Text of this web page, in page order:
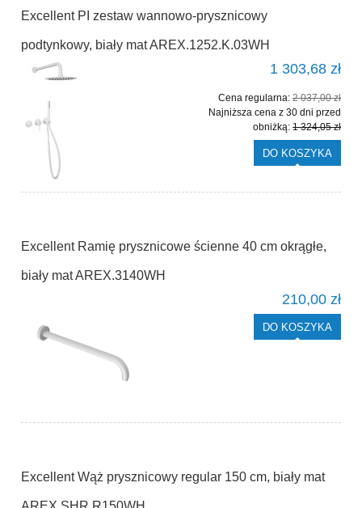
Excellent PI zestaw wannowo-prysznicowy
podtynkowy, biały mat AREX.1252.K.03WH
1 303,68 zł
Cena regularna: 2 037,00 zł
Najniższa cena z 30 dni przed
obniżką: 1 324,05 zł
DO KOSZYKA
Excellent Ramię prysznicowe ścienne 40 cm okrągłe,
biały mat AREX.3140WH
210,00 zł
DO KOSZYKA
Excellent Wąż prysznicowy regular 150 cm, biały mat